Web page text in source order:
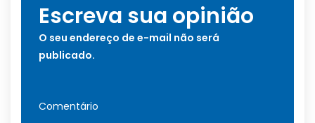
Escreva sua opinião
O seu endereço de e-mail não será
publicado.
Comentário